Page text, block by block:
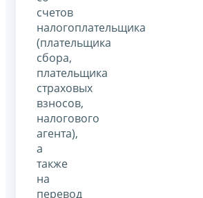
счетов
налогоплательщика
(плательщика
сбора,
плательщика
страховых
взносов,
налогового
агента),
а
также
на
перевод